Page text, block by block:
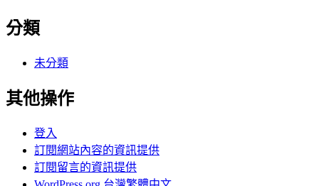
分類
未分類
其他操作
登入
訂閱網站內容的資訊提供
訂閱留言的資訊提供